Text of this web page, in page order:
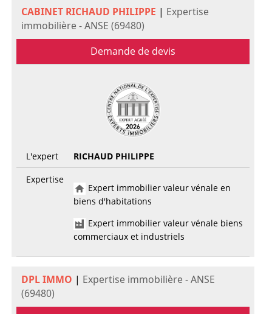
CABINET RICHAUD PHILIPPE | Expertise
immobilière - ANSE (69480)
Demande de devis
L'expert
RICHAUD PHILIPPE
Expertise
Expert immobilier valeur vénale en
biens d'habitations
Expert immobilier valeur vénale biens
commerciaux et industriels
DPL IMMO | Expertise immobilière - ANSE
(69480)